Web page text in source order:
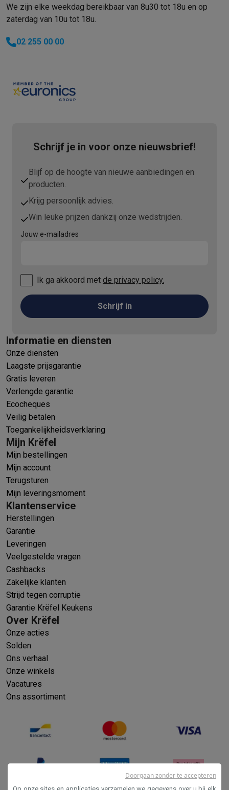
We zijn elke weekdag bereikbaar van 8u30 tot 18u en op
zaterdag van 10u tot 18u.
02 255 00 00
Schrijf je in voor onze nieuwsbrief!
Blijf op de hoogte van nieuwe aanbiedingen en
producten.
Krijg persoonlijk advies.
Win leuke prijzen dankzij onze wedstrijden.
Jouw e-mailadres
Ik ga akkoord met de privacy policy.
Schrijf in
Informatie en diensten
Onze diensten
Laagste prijsgarantie
Gratis leveren
Verlengde garantie
Ecocheques
Veilig betalen
Toegankelijkheidsverklaring
Mijn Krëfel
Mijn bestellingen
Mijn account
Terugsturen
Mijn leveringsmoment
Klantenservice
Herstellingen
Garantie
Leveringen
Veelgestelde vragen
Cashbacks
Zakelijke klanten
Strijd tegen corruptie
Garantie Krëfel Keukens
Over Krëfel
Onze acties
Solden
Ons verhaal
Onze winkels
Vacatures
Ons assortiment
Doorgaan zonder te accepteren